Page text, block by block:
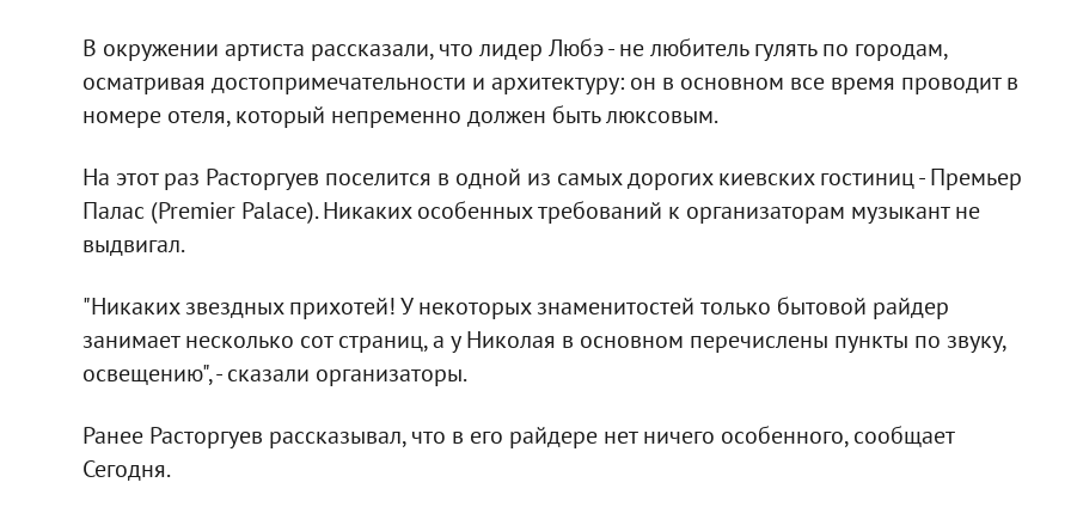
В окружении артиста рассказали, что лидер Любэ - не любитель гулять по городам,
осматривая достопримечательности и архитектуру: он в основном все время проводит в
номере отеля, который непременно должен быть люксовым.
На этот раз Расторгуев поселится в одной из самых дорогих киевских гостиниц - Премьер
Палас (Premier Palace). Никаких особенных требований к организаторам музыкант не
выдвигал.
"Никаких звездных прихотей! У некоторых знаменитостей только бытовой райдер
занимает несколько сот страниц, а у Николая в основном перечислены пункты по звуку,
освещению", - сказали организаторы.
Ранее Расторгуев рассказывал, что в его райдере нет ничего особенного, сообщает
Сегодня.